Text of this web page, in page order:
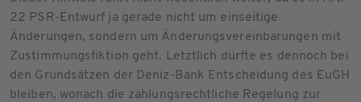
22 PSR-Entwurf ja gerade nicht um einseitige
Änderungen, sondern um Änderungsvereinbarungen mit
Zustimmungsfiktion geht. Letztlich dürfte es dennoch bei
den Grundsätzen der Deniz-Bank Entscheidung des EuGH
bleiben, wonach die zahlungsrechtliche Regelung zur